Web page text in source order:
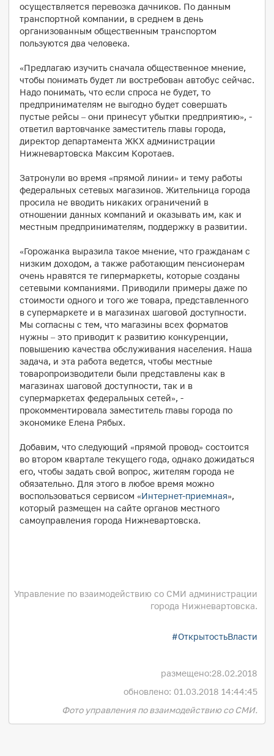
осуществляется перевозка дачников. По данным
транспортной компании, в среднем в день
организованным общественным транспортом
пользуются два человека.
«Предлагаю изучить сначала общественное мнение,
чтобы понимать будет ли востребован автобус сейчас.
Надо понимать, что если спроса не будет, то
предпринимателям не выгодно будет совершать
пустые рейсы – они принесут убытки предприятию», -
ответил вартовчанке заместитель главы города,
директор департамента ЖКХ администрации
Нижневартовска Максим Коротаев.
Затронули во время «прямой линии» и тему работы
федеральных сетевых магазинов. Жительница города
просила не вводить никаких ограничений в
отношении данных компаний и оказывать им, как и
местным предпринимателям, поддержку в развитии.
«Горожанка выразила такое мнение, что гражданам с
низким доходом, а также работающим пенсионерам
очень нравятся те гипермаркеты, которые созданы
сетевыми компаниями. Приводили примеры даже по
стоимости одного и того же товара, представленного
в супермаркете и в магазинах шаговой доступности.
Мы согласны с тем, что магазины всех форматов
нужны – это приводит к развитию конкуренции,
повышению качества обслуживания населения. Наша
задача, и эта работа ведется, чтобы местные
товаропроизводители были представлены как в
магазинах шаговой доступности, так и в
супермаркетах федеральных сетей», -
прокомментировала заместитель главы города по
экономике Елена Рябых.
Добавим, что следующий «прямой провод» состоится
во втором квартале текущего года, однако дожидаться
его, чтобы задать свой вопрос, жителям города не
обязательно. Для этого в любое время можно
воспользоваться сервисом «Интернет-приемная»,
который размещен на сайте органов местного
самоуправления города Нижневартовска.
Управление по взаимодействию со СМИ администрации
города Нижневартовска.
#ОткрытостьВласти
размещено:28.02.2018
обновлено: 01.03.2018 14:44:45
Фото управления по взаимодействию со СМИ.